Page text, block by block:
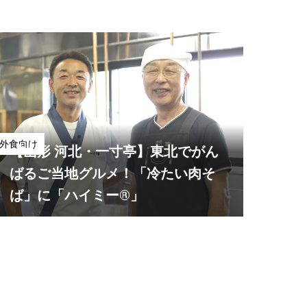
食向け
【山形 河北・一寸亭】東北でがん
ばるご当地グルメ！「冷たい肉そ
ば」に「ハイミー®」